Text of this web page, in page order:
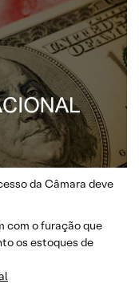
da Câmara deve
com o furação que
os estoques de